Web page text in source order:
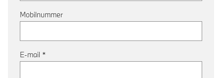
Mobilnummer
E-mail *